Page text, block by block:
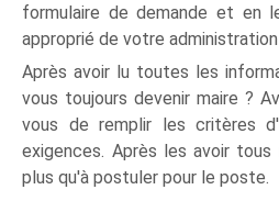
formulaire de demande et en
approprié de votre
Après avoir lu toutes les
vous toujours devenir maire ?
vous de remplir les critères
exigences. Après les avoir
plus qu'à postuler pour le poste.